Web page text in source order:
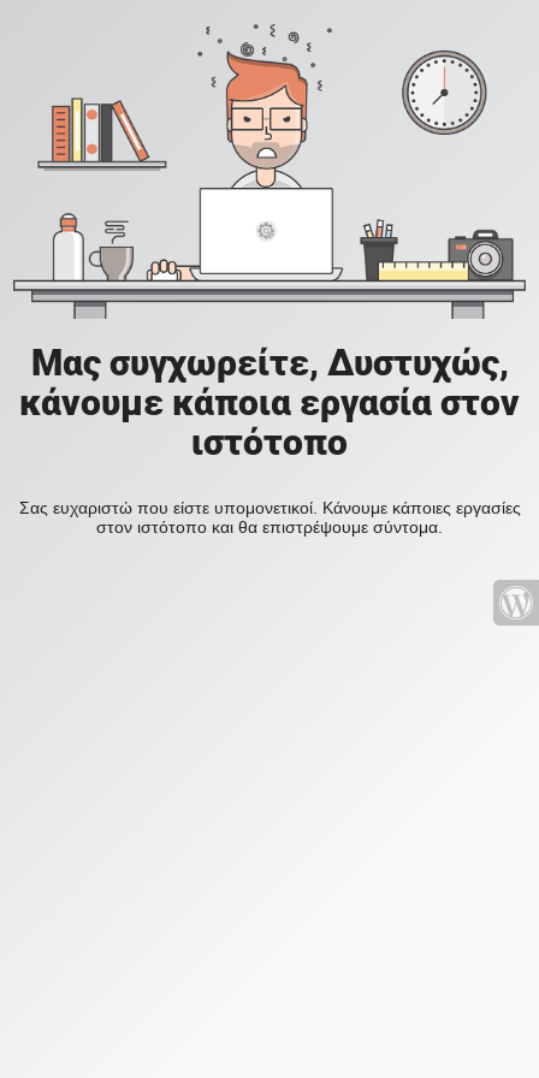
Μας συγχωρείτε, Δυστυχώς,
κάνουμε κάποια εργασία στον
ιστότοπο
Σας ευχαριστώ που είστε υπομονετικοί. Κάνουμε κάποιες εργασίες
στον ιστότοπο και θα επιστρέψουμε σύντομα.